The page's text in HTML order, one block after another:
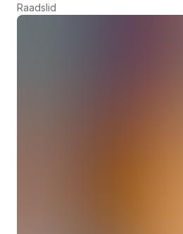
Raadslid